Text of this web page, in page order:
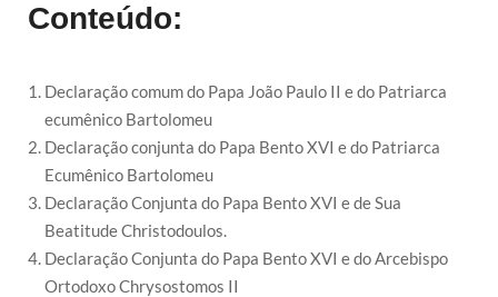
Conteúdo:
Declaração comum do Papa João Paulo II e do Patriarca
ecumênico Bartolomeu
Declaração conjunta do Papa Bento XVI e do Patriarca
Ecumênico Bartolomeu
Declaração Conjunta do Papa Bento XVI e de Sua
Beatitude Christodoulos.
Declaração Conjunta do Papa Bento XVI e do Arcebispo
Ortodoxo Chrysostomos II